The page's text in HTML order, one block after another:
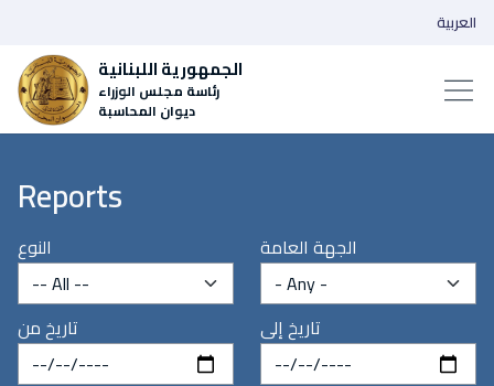
الجمهورية اللبنانية
رئاسة مجلس الوزراء
ديوان المحاسبة
العربية
Reports
النوع الجهة العامة
تاريخ من تاريخ إلى